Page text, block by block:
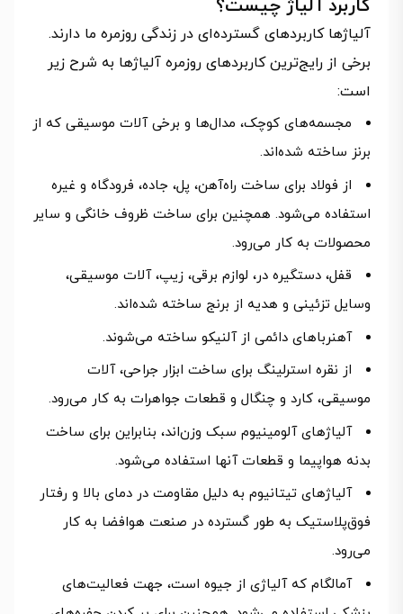
کاربرد آلیاژ چیست؟
آلیاژها کاربردهای گسترده‌ای در زندگی روزمره ما دارند.
برخی از رایج‌ترین کاربردهای روزمره آلیاژها به شرح زیر
است:
مجسمه‌های کوچک، مدال‌ها و برخی آلات موسیقی که از
برنز ساخته شده‌اند.
از فولاد برای ساخت راه‌آهن، پل، جاده، فرودگاه و غیره
استفاده می‌شود. همچنین برای ساخت ظروف خانگی و سایر
محصولات به کار می‌رود.
قفل، دستگیره در، لوازم برقی، زیپ، آلات موسیقی،
وسایل تزئینی و هدیه از برنج ساخته شده‌اند.
آهنرباهای دائمی از آلنیکو ساخته می‌شوند.
از نقره استرلینگ برای ساخت ابزار جراحی، آلات
موسیقی، کارد و چنگال و قطعات جواهرات به کار می‌رود.
آلیاژهای آلومینیوم سبک وزن‌اند، بنابراین برای ساخت
بدنه هواپیما و قطعات آنها استفاده می‌شود.
آلیاژهای تیتانیوم به دلیل مقاومت در دمای بالا و رفتار
فوق‌پلاستیک به طور گسترده در صنعت هوافضا به کار
می‌رود.
آمالگام که آلیاژی از جیوه است، جهت فعالیت‌های